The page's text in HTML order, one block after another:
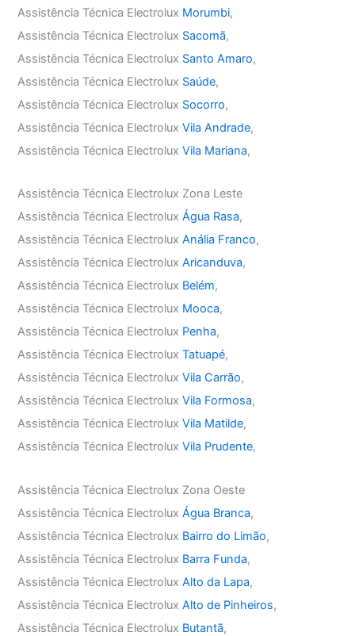
Assistência Técnica Electrolux Morumbi,
Assistência Técnica Electrolux Sacomã,
Assistência Técnica Electrolux Santo Amaro,
Assistência Técnica Electrolux Saúde,
Assistência Técnica Electrolux Socorro,
Assistência Técnica ElectroluxVila Andrade,
Assistência Técnica ElectroluxVila Mariana,
Assistência Técnica Electrolux Zona Leste
Assistência Técnica ElectroluxÁgua Rasa,
Assistência Técnica ElectroluxAnália Franco,
Assistência Técnica ElectroluxAricanduva,
Assistência Técnica Electrolux Belém,
Assistência Técnica Electrolux Mooca,
Assistência Técnica Electrolux Penha,
Assistência Técnica ElectroluxTatuapé,
Assistência Técnica ElectroluxVila Carrão,
Assistência Técnica ElectroluxVila Formosa,
Assistência Técnica ElectroluxVila Matilde,
Assistência Técnica ElectroluxVila Prudente,
Assistência Técnica Electrolux Zona Oeste
Assistência Técnica ElectroluxÁgua Branca,
Assistência Técnica Electrolux Bairro do Limão,
Assistência Técnica Electrolux Barra Funda,
Assistência Técnica ElectroluxAlto da Lapa,
Assistência Técnica ElectroluxAlto de Pinheiros,
Assistência Técnica Electrolux Butantã,